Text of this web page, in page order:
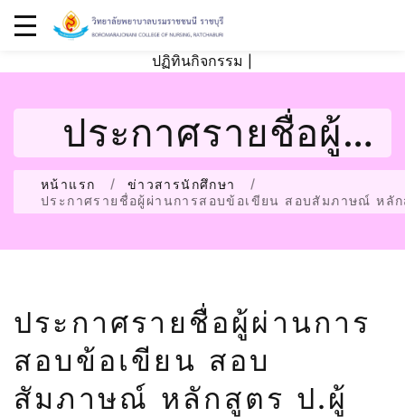
ปฏิทินกิจกรรม
ประกาศรายชื่อผู้
ผ่านการสอบข้อ
พยาบาล ปกศ2568
หน้าแรก
ข่าวสารนักศึกษา
ประกาศรายชื่อผู้ผ่านการสอบข้อเขียน สอบสัมภาษณ์ หลั
ประกาศรายชื่อผู้ผ่านการ
สอบข้อเขียน สอบ
สัมภาษณ์ หลักสูตร ป.ผู้